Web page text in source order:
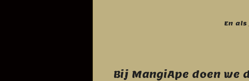
En
Bij MangiApe doen we